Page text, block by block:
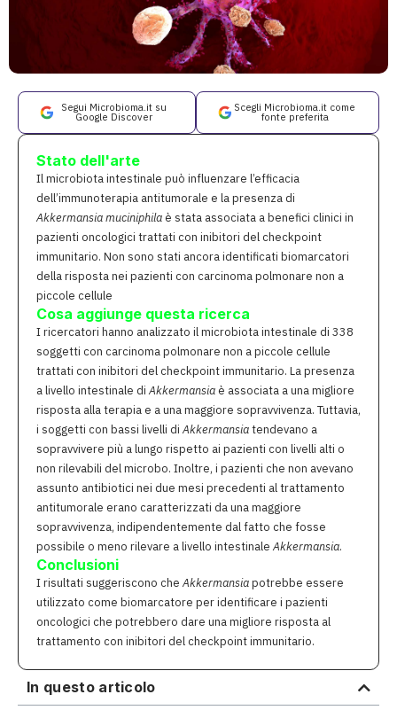
Segui Microbioma.it su
Google Discover
Scegli Microbioma.it come
fonte preferita
Stato dell'arte
Il microbiota intestinale può influenzare l’efficacia
dell’immunoterapia antitumorale e la presenza di
Akkermansia muciniphilaè stata associata a benefici clinici in
pazienti oncologici trattati con inibitori del checkpoint
immunitario. Non sono stati ancora identificati biomarcatori
della risposta nei pazienti con carcinoma polmonare non a
piccole cellule
Cosa aggiunge questa ricerca
I ricercatori hanno analizzato il microbiota intestinale di 338
soggetti con carcinoma polmonare non a piccole cellule
trattati con inibitori del checkpoint immunitario. La presenza
a livello intestinale diAkkermansiaè associata a una migliore
risposta alla terapia e a una maggiore sopravvivenza. Tuttavia,
i soggetti con bassi livelli diAkkermansiatendevano a
sopravvivere più a lungo rispetto ai pazienti con livelli alti o
non rilevabili del microbo. Inoltre, i pazienti che non avevano
assunto antibiotici nei due mesi precedenti al ​​trattamento
antitumorale erano caratterizzati da una maggiore
sopravvivenza, indipendentemente dal fatto che fosse
possibile o meno rilevare a livello intestinaleAkkermansia.
Conclusioni
I risultati suggeriscono cheAkkermansiapotrebbe essere
utilizzato come biomarcatore per identificare i pazienti
oncologici che potrebbero dare una migliore risposta al
trattamento con inibitori del checkpoint immunitario.
In questo articolo